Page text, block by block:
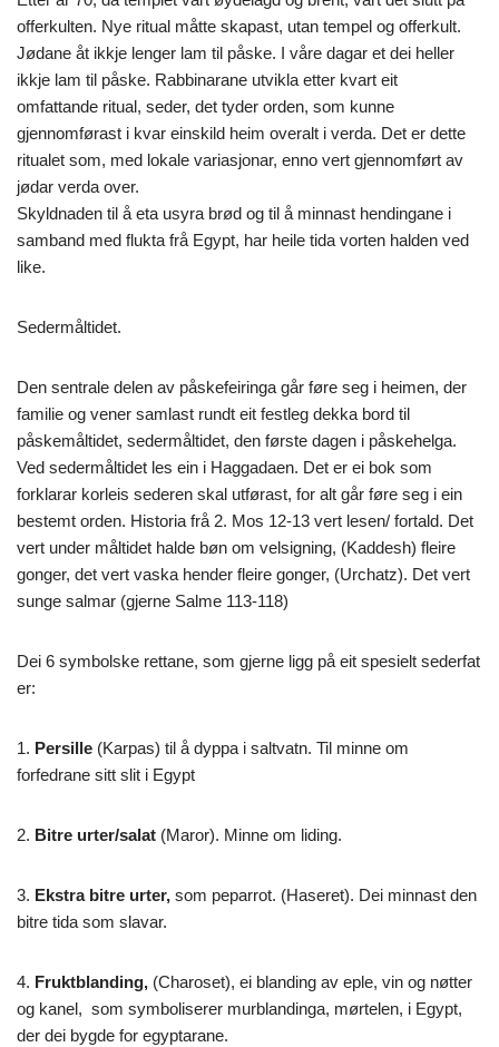
offerkulten. Nye ritual måtte skapast, utan tempel og offerkult.
Jødane åt ikkje lenger lam til påske. I våre dagar et dei heller
ikkje lam til påske. Rabbinarane utvikla etter kvart eit
omfattande ritual, seder, det tyder orden, som kunne
gjennomførast i kvar einskild heim overalt i verda. Det er dette
ritualet som, med lokale variasjonar, enno vert gjennomført av
jødar verda over.
Skyldnaden til å eta usyra brød og til å minnast hendingane i
samband med flukta frå Egypt, har heile tida vorten halden ved
like.
Sedermåltidet.
Den sentrale delen av påskefeiringa går føre seg i heimen, der
familie og vener samlast rundt eit festleg dekka bord til
påskemåltidet, sedermåltidet, den første dagen i påskehelga.
Ved sedermåltidet les ein i Haggadaen. Det er ei bok som
forklarar korleis sederen skal utførast, for alt går føre seg i ein
bestemt orden. Historia frå 2. Mos 12-13 vert lesen/ fortald. Det
vert under måltidet halde bøn om velsigning, (Kaddesh) fleire
gonger, det vert vaska hender fleire gonger, (Urchatz). Det vert
sunge salmar (gjerne Salme 113-118)
Dei 6 symbolske rettane, som gjerne ligg på eit spesielt sederfat
er:
1. Persille (Karpas) til å dyppa i saltvatn. Til minne om
forfedrane sitt slit i Egypt
2. Bitre urter/salat (Maror). Minne om liding.
3. Ekstra bitre urter, som peparrot. (Haseret). Dei minnast den
bitre tida som slavar.
4. Fruktblanding, (Charoset), ei blanding av eple, vin og nøtter
og kanel, som symboliserer murblandinga, mørtelen, i Egypt,
der dei bygde for egyptarane.